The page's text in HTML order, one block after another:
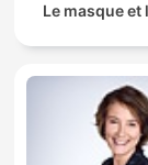
Le masque et